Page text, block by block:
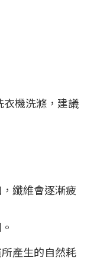
衣機洗滌，建議
纖維會逐漸疲
產生的自然耗